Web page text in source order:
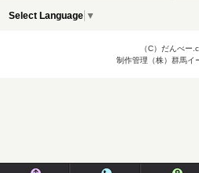
Select Language ▼
（C）だんべー
制作管理（株）群馬イ